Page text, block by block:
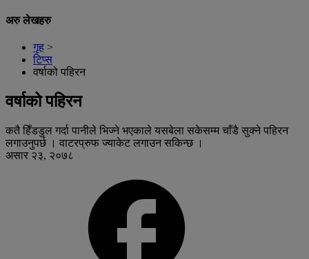
अरु लेखहरु
गृह >
टिप्स
वर्षाको पहिरन
वर्षाको पहिरन
कतै हिँडडुल गर्दा पानीले भिज्ने भएकाले यसबेला सकेसम्म चाँडै सुक्ने पहिरन
लगाउनुपर्छ । वाटरप्रुफ ज्याकेट लगाउन सकिन्छ ।
असार २३, २०७८